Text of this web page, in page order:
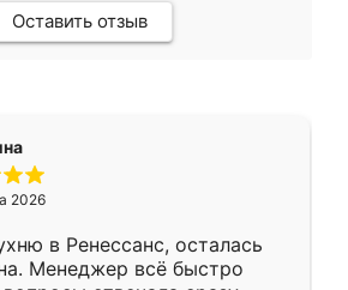
Оставить отзыв
2026
в Ренессанс, осталась
Менеджер всё быстро